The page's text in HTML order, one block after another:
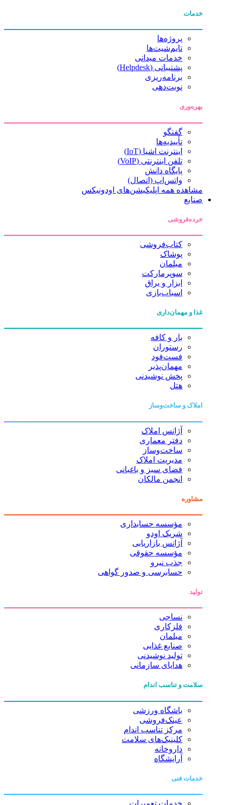
خدمات
پروژه‌ها
تایم‌شیت‌ها
خدمات میدانی
پشتیبانی (Helpdesk)
برنامه‌ریزی
نوبت‌دهی
بهره‌وری
گفتگو
تأییدیه‌ها
اینترنت اشیا (IoT)
تلفن اینترنتی (VoIP)
پایگاه دانش
واتس‌اپ (اتصال)
مشاهده همه اپلیکیشن‌های اودونیکس
صنایع
خرده‌فروشی
کتاب‌فروشی
پوشاک
مبلمان
سوپرمارکت
ابزار و یراق
اسباب‌بازی
غذا و مهمان‌داری
بار و کافه
رستوران
فست‌فود
مهمان‌پذیر
پخش نوشیدنی
هتل
املاک و ساخت‌وساز
آژانس املاک
دفتر معماری
ساخت‌وساز
مدیریت املاک
فضای سبز و باغبانی
انجمن مالکان
مشاوره
مؤسسه حسابداری
شریک اودو
آژانس بازاریابی
مؤسسه حقوقی
جذب نیرو
حسابرسی و صدور گواهی
تولید
نساجی
فلزکاری
مبلمان
صنایع غذایی
تولید نوشیدنی
هدایای سازمانی
سلامت و تناسب اندام
باشگاه ورزشی
عینک‌فروشی
مرکز تناسب اندام
کلینیک‌های سلامت
داروخانه
آرایشگاه
خدمات فنی
خدمات تعمیرات